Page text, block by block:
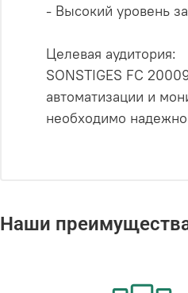
- Высокий уровень
Целевая аудитория:
SONSTIGES FC
автоматизации и
необходимо
Наши